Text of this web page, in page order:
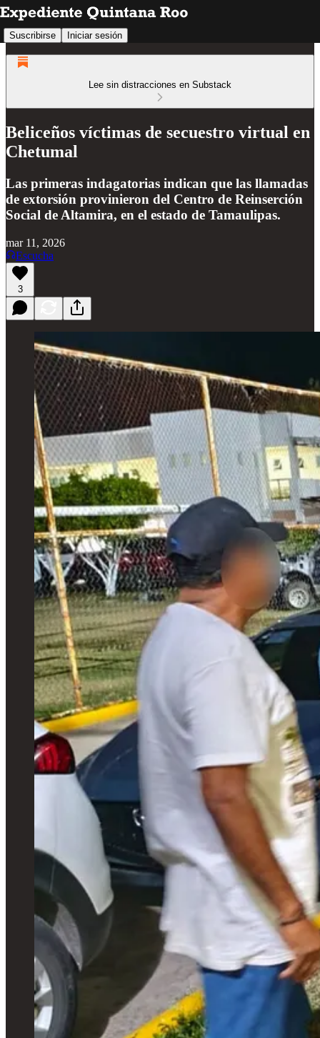
Suscribirse Iniciar sesión
Lee sin distracciones en Substack
Beliceños víctimas de secuestro virtual en
Chetumal
Las primeras indagatorias indican que las llamadas
de extorsión provinieron del Centro de Reinserción
Social de Altamira, en el estado de Tamaulipas.
mar 11, 2026
Escucha
3